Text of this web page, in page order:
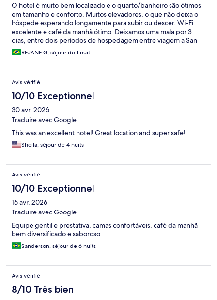
O hotel é muito bem localizado e o quarto/banheiro são ótimos
em tamanho e conforto. Muitos elevadores, o que não deixa o
hóspede esperando longamente para subir ou descer. Wi-Fi
excelente e café da manhã ótimo. Deixamos uma mala por 3
dias, entre dois períodos de hospedagem entre viagem a San
Blas. A exceção da recepcionista Aida, que foi rude e teve ma-
vontade em 3 situações distintas nos 5 minutos de contato de
REJANE G, séjour de 1 nuit
Avis vérifié
10/10 Exceptionnel
30 avr. 2026
Traduire avec Google
This was an excellent hotel! Great location and super safe!
Sheila, séjour de 4 nuits
Avis vérifié
10/10 Exceptionnel
16 avr. 2026
Traduire avec Google
Equipe gentil e prestativa, camas confortáveis, café da manhã
bem diversificado e saboroso.
Sanderson, séjour de 6 nuits
Avis vérifié
8/10 Très bien